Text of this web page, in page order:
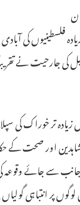
سے زیادہ
تر خوراک کی
اور صحت کے
جانب سے جائے
پر انتباہی